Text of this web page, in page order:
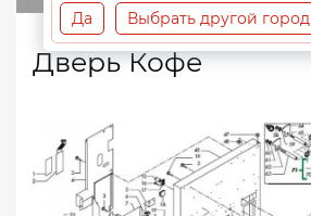
Да Выбрать другой город
Дверь Кофе